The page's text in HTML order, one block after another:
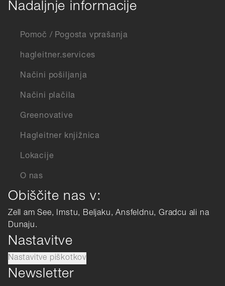
Nadaljnje informacije
Pomoč / Pogosta vprašanja
hagleitner.services
Načini pošiljanja
Načini plačila
Greenovative
Hagleitner knjižnica
Lokacije
O nas
Obiščite nas v:
Zell am See, Imstu, Beljaku, Ansfeldnu, Gradcu ali na
Dunaju.
Nastavitve
Nastavitve piškotkov
Newsletter